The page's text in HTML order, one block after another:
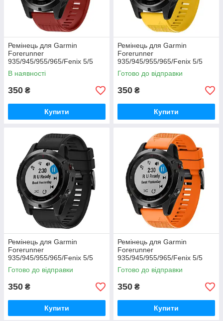
Ремінець для Garmin
Forerunner
935/945/955/965/Fenix 5/5
Plus/6/7/8-47 мм. QuickFit
(червоний)
В наявності
350 ₴
Купити
Ремінець для Garmin
Forerunner
935/945/955/965/Fenix 5/5
Plus/6/7/8-47 мм. QuickFit
(жовтий)
Готово до відправки
350 ₴
Купити
Ремінець для Garmin
Forerunner
935/945/955/965/Fenix 5/5
Plus/6/7/8-47 мм. QuickFit
(чорний)
Готово до відправки
350 ₴
Купити
Ремінець для Garmin
Forerunner
935/945/955/965/Fenix 5/5
Plus/6/7/8-47 мм. QuickFit
(помаранчевий)
Готово до відправки
350 ₴
Купити